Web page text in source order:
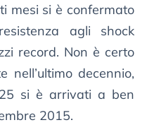
mesi si è confermato
agli shock
record. Non è certo
decennio,
si è arrivati a ben
2015.